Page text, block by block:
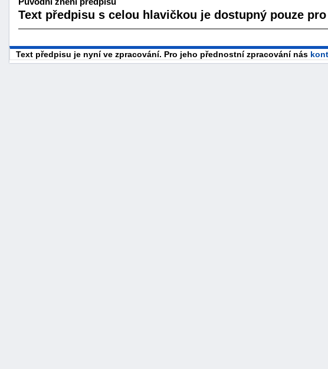
Text předpisu s celou hlavičkou je dostupný pouze
Text předpisu je nyní ve zpracování. Pro jeho přednostní zpracování nás